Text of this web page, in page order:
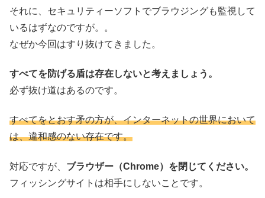
それに、セキュリティーソフトでブラウジングも監視して
いるはずなのですが。。
なぜか今回はすり抜けてきました。
すべてを防げる盾は存在しないと考えましょう。
必ず抜け道はあるのです。
すべてをとおす矛の方が、インターネットの世界において
は、違和感のない存在です。
対応ですが、 ブラウザー（Chrome）を閉じてください。
フィッシングサイトは相手にしないことです。